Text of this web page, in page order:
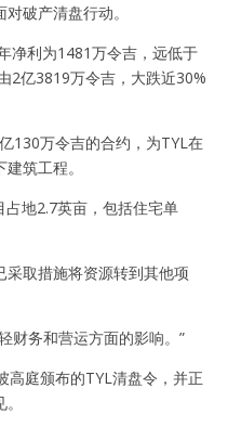
破产清盘行动。
净利为1481万令吉，远低于
2亿3819万令吉，大跌近30%
130万令吉的合约，为TYL在
筑工程。
占地2.7英亩，包括住宅单
取措施将资源转到其他项
财务和营运方面的影响。”
高庭颁布的TYL清盘令，并正